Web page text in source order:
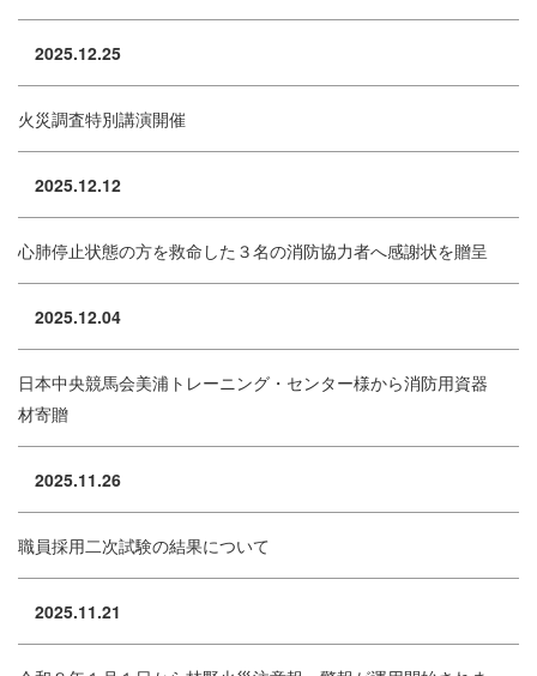
2025.12.25
火災調査特別講演開催
2025.12.12
心肺停止状態の方を救命した３名の消防協力者へ感謝状を贈呈
2025.12.04
日本中央競馬会美浦トレーニング・センター様から消防用資器
材寄贈
2025.11.26
職員採用二次試験の結果について
2025.11.21